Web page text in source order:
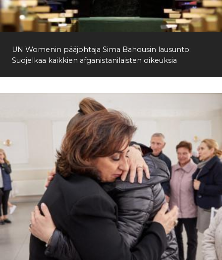
UN Womenin pääjohtaja Sima Bahousin lausunto:
Suojelkaa kaikkien afganistanilaisten oikeuksia